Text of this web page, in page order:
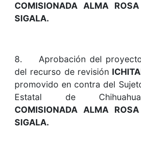
COMISIONADA ALMA
SIGALA.
8. Aprobación del proyecto
del recurso de revisión
promovido en contra del
Estatal de
COMISIONADA ALMA
SIGALA.